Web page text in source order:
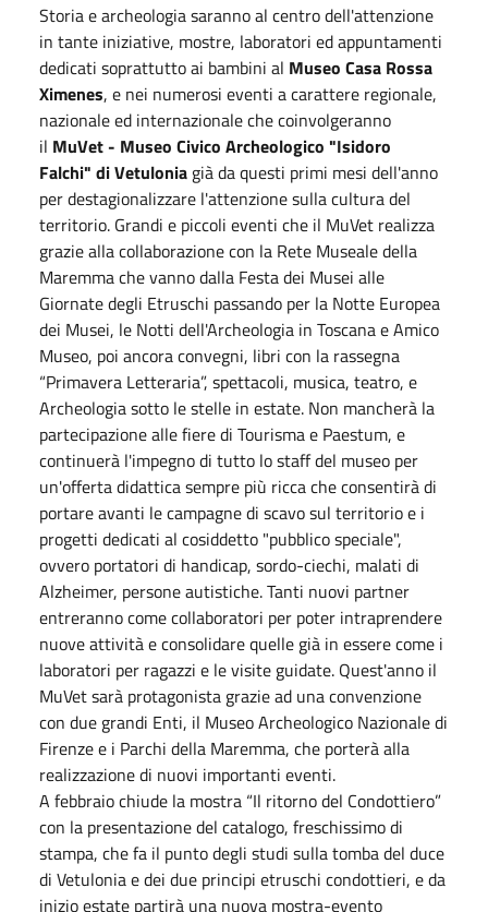
Storia e archeologia saranno al centro dell'attenzione
in tante iniziative, mostre, laboratori ed appuntamenti
dedicati soprattutto ai bambini al Museo Casa Rossa
Ximenes, e nei numerosi eventi a carattere regionale,
nazionale ed internazionale che coinvolgeranno
il MuVet - Museo Civico Archeologico "Isidoro
Falchi" di Vetulonia già da questi primi mesi dell'anno
per destagionalizzare l'attenzione sulla cultura del
territorio. Grandi e piccoli eventi che il MuVet realizza
grazie alla collaborazione con la Rete Museale della
Maremma che vanno dalla Festa dei Musei alle
Giornate degli Etruschi passando per la Notte Europea
dei Musei, le Notti dell'Archeologia in Toscana e Amico
Museo, poi ancora convegni, libri con la rassegna
“Primavera Letteraria”, spettacoli, musica, teatro, e
Archeologia sotto le stelle in estate. Non mancherà la
partecipazione alle fiere di Tourisma e Paestum, e
continuerà l'impegno di tutto lo staff del museo per
un'offerta didattica sempre più ricca che consentirà di
portare avanti le campagne di scavo sul territorio e i
progetti dedicati al cosiddetto "pubblico speciale",
ovvero portatori di handicap, sordo-ciechi, malati di
Alzheimer, persone autistiche. Tanti nuovi partner
entreranno come collaboratori per poter intraprendere
nuove attività e consolidare quelle già in essere come i
laboratori per ragazzi e le visite guidate. Quest'anno il
MuVet sarà protagonista grazie ad una convenzione
con due grandi Enti, il Museo Archeologico Nazionale di
Firenze e i Parchi della Maremma, che porterà alla
realizzazione di nuovi importanti eventi.
A febbraiochiude la mostra “Il ritorno del Condottiero”
con la presentazione del catalogo, freschissimo di
stampa, che fa il punto degli studi sulla tomba del duce
di Vetulonia e dei due principi etruschi condottieri, e da
inizio estate partirà una nuova mostra-evento